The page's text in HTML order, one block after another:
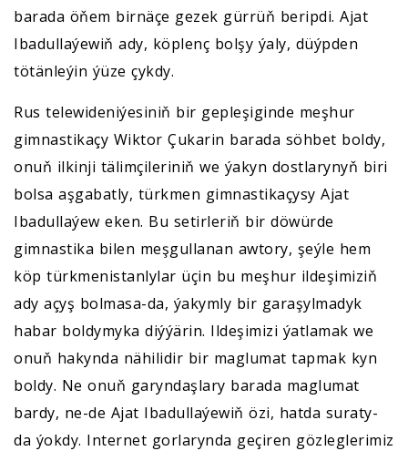
barada öňem birnäçe gezek gürrüň beripdi. Ajat
Ibadullaýewiň ady, köplenç bolşy ýaly, düýpden
tötänleýin ýüze çykdy.
Rus telewideniýesiniň bir gepleşiginde meşhur
gimnastikaçy Wiktor Çukarin barada söhbet boldy,
onuň ilkinji tälimçileriniň we ýakyn dostlarynyň biri
bolsa aşgabatly, türkmen gimnastikaçysy Ajat
Ibadullaýew eken. Bu setirleriň bir döwürde
gimnastika bilen meşgullanan awtory, şeýle hem
köp türkmenistanlylar üçin bu meşhur ildeşimiziň
ady açyş bolmasa-da, ýakymly bir garaşylmadyk
habar boldymyka diýýärin. Ildeşimizi ýatlamak we
onuň hakynda nähilidir bir maglumat tapmak kyn
boldy. Ne onuň garyndaşlary barada maglumat
bardy, ne-de Ajat Ibadullaýewiň özi, hatda suraty-
da ýokdy. Internet gorlarynda geçiren gözleglerimiz